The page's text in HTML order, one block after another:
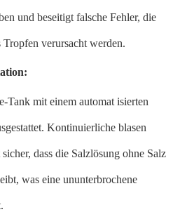
und beseitigt falsche Fehler, die
verursacht werden.
Tank mit einem automat isierten
Kontinuierliche blasen
dass die Salzlösung ohne Salz
was eine ununterbrochene